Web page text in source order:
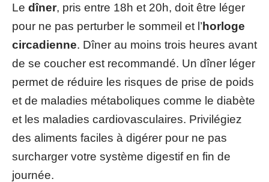
Le dîner, pris entre 18h et 20h, doit être léger
pour ne pas perturber le sommeil et l’horloge
circadienne. Dîner au moins trois heures avant
de se coucher est recommandé. Un dîner léger
permet de réduire les risques de prise de poids
et de maladies métaboliques comme le diabète
et les maladies cardiovasculaires. Privilégiez
des aliments faciles à digérer pour ne pas
surcharger votre système digestif en fin de
journée.